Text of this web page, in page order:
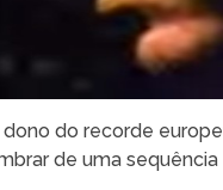
do recorde
de uma